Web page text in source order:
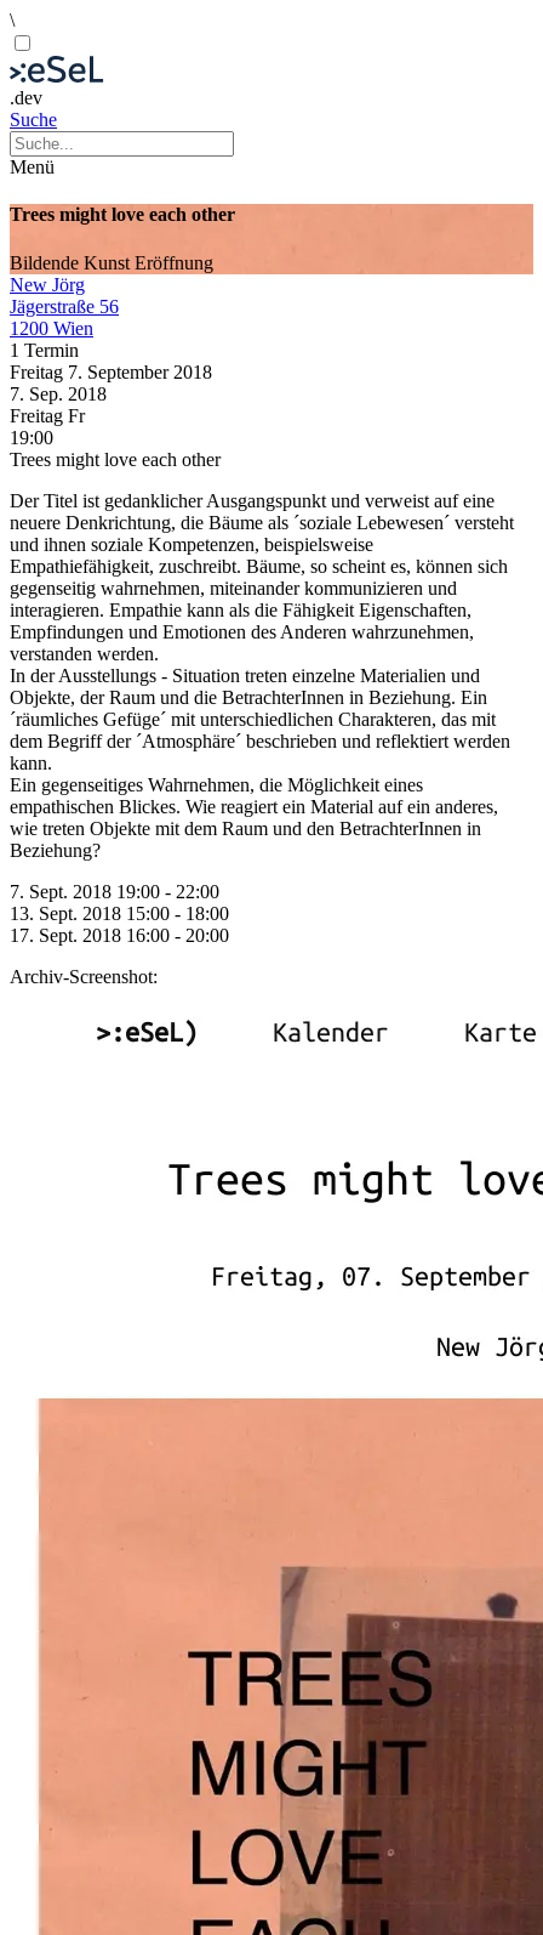
\
.dev
Suche
Menü
Trees might love each other
Bildende Kunst Eröffnung
New Jörg
Jägerstraße 56
1200 Wien
1 Termin
Freitag 7. September 2018
7. Sep. 2018
Freitag Fr
19:00
Trees might love each other
Der Titel ist gedanklicher Ausgangspunkt und verweist auf eine
neuere Denkrichtung, die Bäume als ´soziale Lebewesen´ versteht
und ihnen soziale Kompetenzen, beispielsweise
Empathiefähigkeit, zuschreibt. Bäume, so scheint es, können sich
gegenseitig wahrnehmen, miteinander kommunizieren und
interagieren. Empathie kann als die Fähigkeit Eigenschaften,
Empfindungen und Emotionen des Anderen wahrzunehmen,
verstanden werden.
In der Ausstellungs - Situation treten einzelne Materialien und
Objekte, der Raum und die BetrachterInnen in Beziehung. Ein
´räumliches Gefüge´ mit unterschiedlichen Charakteren, das mit
dem Begriff der ´Atmosphäre´ beschrieben und reflektiert werden
kann.
Ein gegenseitiges Wahrnehmen, die Möglichkeit eines
empathischen Blickes. Wie reagiert ein Material auf ein anderes,
wie treten Objekte mit dem Raum und den BetrachterInnen in
Beziehung?
7. Sept. 2018 19:00 - 22:00
13. Sept. 2018 15:00 - 18:00
17. Sept. 2018 16:00 - 20:00
Archiv-Screenshot: